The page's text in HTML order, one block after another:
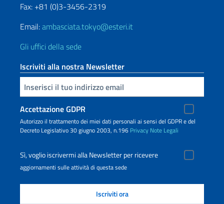
Fax: +81 (0)3-3456-2319
Email:ambasciata.tokyo@esteri.it
Gli uffici della sede
Iscriviti alla nostra Newsletter
Inserisci la tua email
Accettazione GDPR
Autorizzo il trattamento dei miei dati personali ai sensi del GDPR e del
Decreto Legislativo 30 giugno 2003, n.196 Privacy Note Legali
Sì, voglio iscrivermi alla Newsletter per ricevere
aggiornamenti sulle attività di questa sede